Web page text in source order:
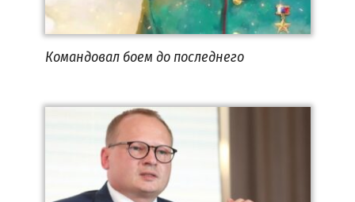
Командовал боем до последнего